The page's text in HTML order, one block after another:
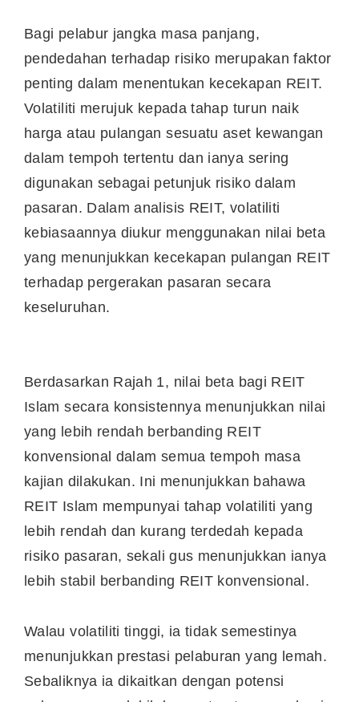
Bagi pelabur jangka masa panjang,
pendedahan terhadap risiko merupakan faktor
penting dalam menentukan kecekapan REIT.
Volatiliti merujuk kepada tahap turun naik
harga atau pulangan sesuatu aset kewangan
dalam tempoh tertentu dan ianya sering
digunakan sebagai petunjuk risiko dalam
pasaran. Dalam analisis REIT, volatiliti
kebiasaannya diukur menggunakan nilai beta
yang menunjukkan kecekapan pulangan REIT
terhadap pergerakan pasaran secara
keseluruhan.
Berdasarkan Rajah 1, nilai beta bagi REIT
Islam secara konsistennya menunjukkan nilai
yang lebih rendah berbanding REIT
konvensional dalam semua tempoh masa
kajian dilakukan. Ini menunjukkan bahawa
REIT Islam mempunyai tahap volatiliti yang
lebih rendah dan kurang terdedah kepada
risiko pasaran, sekali gus menunjukkan ianya
lebih stabil berbanding REIT konvensional.
Walau volatiliti tinggi, ia tidak semestinya
menunjukkan prestasi pelaburan yang lemah.
Sebaliknya ia dikaitkan dengan potensi